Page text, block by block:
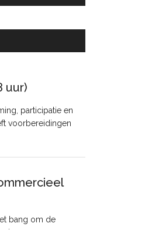
uur)
participatie en
voorbereidingen
bang om de